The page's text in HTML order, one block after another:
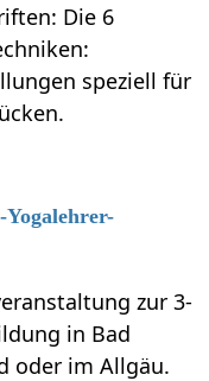
Die 6
speziell für
Yogalehrer-
zur 3-
in Bad
oder im Allgäu.